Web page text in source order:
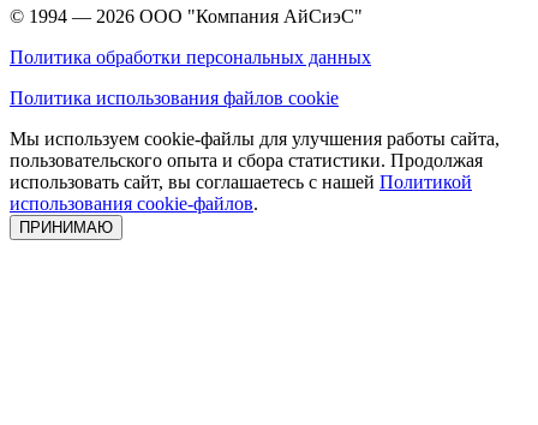
© 1994 — 2026 ООО "Компания АйСиэС"
Политика обработки персональных данных
Политика использования файлов cookie
Мы используем cookie-файлы для улучшения работы сайта,
пользовательского опыта и сбора статистики. Продолжая
использовать сайт, вы соглашаетесь с нашей Политикой
использования cookie-файлов.
ПРИНИМАЮ